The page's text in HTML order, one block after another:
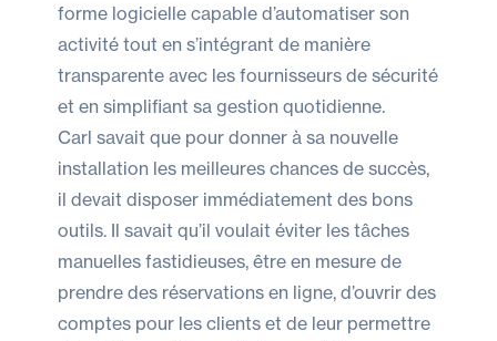
forme logicielle capable d’automatiser son
activité tout en s’intégrant de manière
transparente avec les fournisseurs de sécurité
et en simplifiant sa gestion quotidienne.
Carl savait que pour donner à sa nouvelle
installation les meilleures chances de succès,
il devait disposer immédiatement des bons
outils. Il savait qu’il voulait éviter les tâches
manuelles fastidieuses, être en mesure de
prendre des réservations en ligne, d’ouvrir des
comptes pour les clients et de leur permettre